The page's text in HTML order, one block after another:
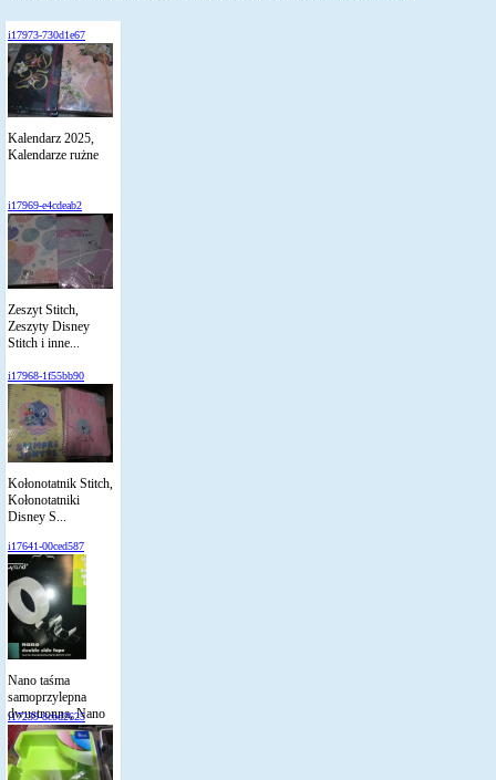
i17973-730d1e67
Kalendarz 2025,
Kalendarze rużne
i17969-e4cdeab2
Zeszyt Stitch,
Zeszyty Disney
Stitch i inne...
i17968-1f55bb90
Kołonotatnik Stitch,
Kołonotatniki
Disney S...
i17641-00ced587
Nano taśma
samoprzylepna
dwustronna, Nano
t...
i17239-8cbd2625